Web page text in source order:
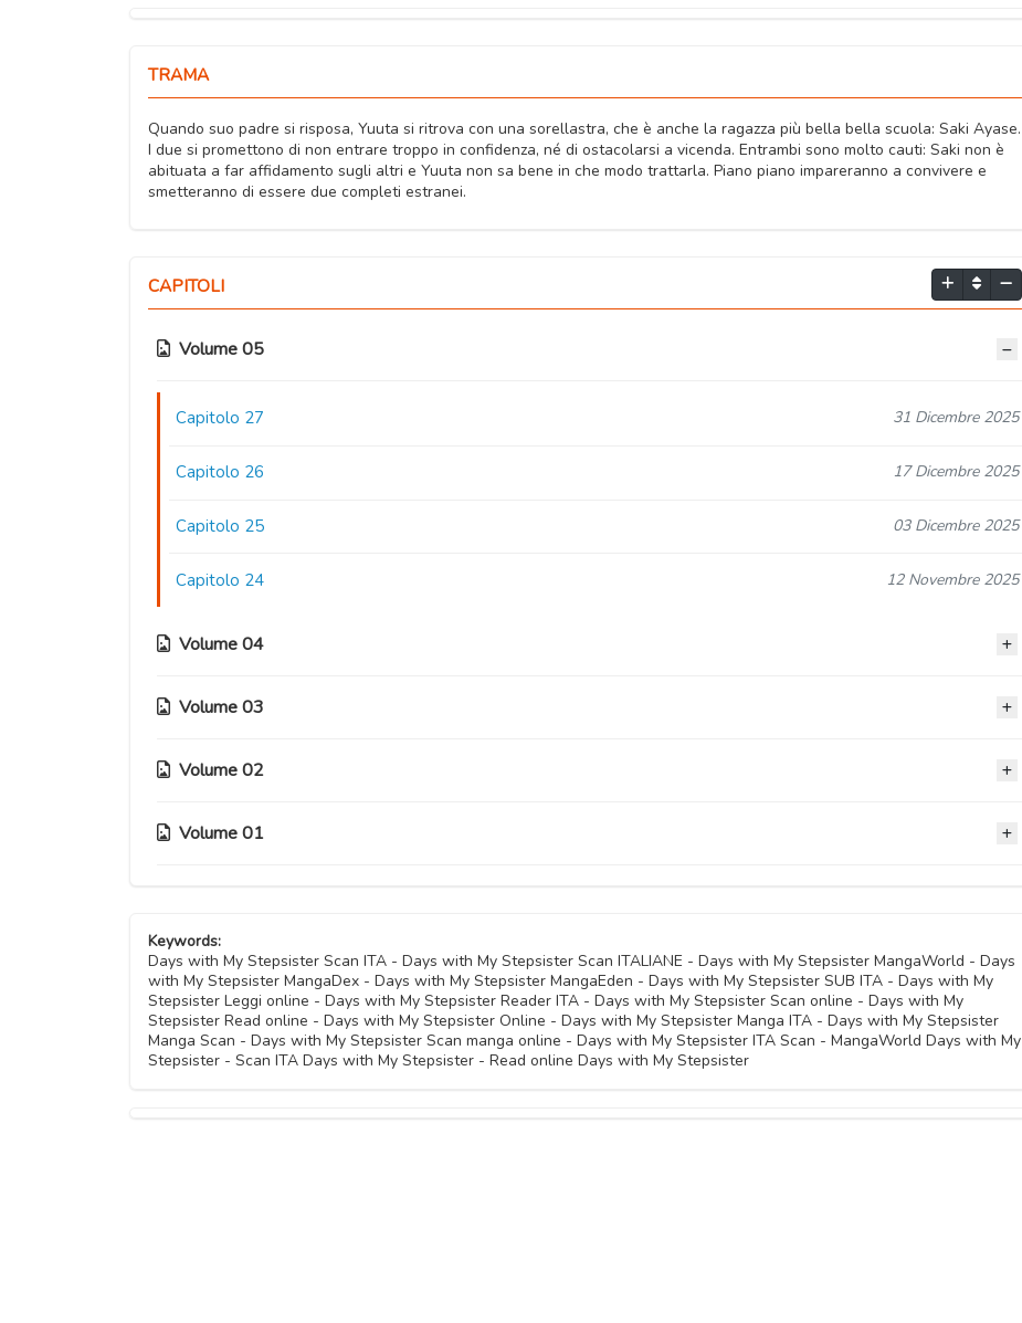
TRAMA
Quando suo padre si risposa, Yuuta si ritrova con una sorellastra, che è anche la ragazza più bella bella scuola: Saki Ayase.
I due si promettono di non entrare troppo in confidenza, né di ostacolarsi a vicenda. Entrambi sono molto cauti: Saki non è
abituata a far affidamento sugli altri e Yuuta non sa bene in che modo trattarla. Piano piano impareranno a convivere e
smetteranno di essere due completi estranei.
CAPITOLI
Volume 05
Capitolo 27 31 Dicembre 2025
Capitolo 26 17 Dicembre 2025
Capitolo 25 03 Dicembre 2025
Capitolo 24 12 Novembre 2025
Volume 04
Capitolo 23 16 Ottobre 2025
Capitolo 22 01 Ottobre 2025
Capitolo 21
Capitolo 19
Capitolo 18 11 Giugno 2025
Volume 03
Capitolo 17 04 Giugno 2025
Capitolo 16 14 Maggio 2025
Capitolo 14
Capitolo 13 27 Marzo 2025
Capitolo 12 13 Marzo 2025
Volume 02
Capitolo 11 26 Febbraio 2025
Capitolo 09
Capitolo 08 18 Dicembre 2024
Capitolo 07 04 Dicembre 2024
Volume 01
Capitolo 05 06 Novembre 2024
Capitolo 04 23 Ottobre 2024
Capitolo 03
Keywords:
Days with My Stepsister Scan ITA - Days with My Stepsister Scan ITALIANE - Days with My Stepsister MangaWorld - Days
with My Stepsister MangaDex - Days with My Stepsister MangaEden - Days with My Stepsister SUB ITA - Days with My
Stepsister Leggi online - Days with My Stepsister Reader ITA - Days with My Stepsister Scan online - Days with My
Stepsister Read online - Days with My Stepsister Online - Days with My Stepsister Manga ITA - Days with My Stepsister
Manga Scan - Days with My Stepsister Scan manga online - Days with My Stepsister ITA Scan - MangaWorld Days with My
Stepsister - Scan ITA Days with My Stepsister - Read online Days with My Stepsister